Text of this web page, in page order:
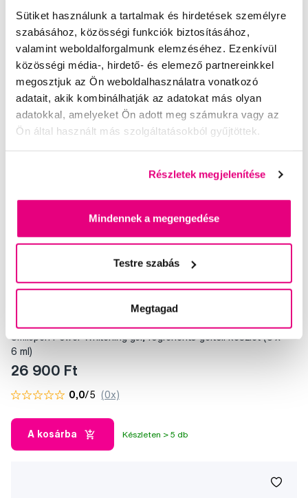
Sütiket használunk a tartalmak és hirdetések személyre
szabásához, közösségi funkciók biztosításához,
valamint weboldalforgalmunk elemzéséhez. Ezenkívül
közösségi média-, hirdető- és elemező partnereinkkel
megosztjuk az Ön weboldalhasználatra vonatkozó
adatait, akik kombinálhatják az adatokat más olyan
adatokkal, amelyeket Ön adott meg számukra vagy az
Ön által használt más szolgáltatásokból gyűjtöttek.
Részletek megjelenítése
Mindennek a megengedése
Testre szabás
Megtagad
A kosárba Készleten 1 db
Smilepen Power Whitening gel, fogfehérítő géltoll készlet (3 x
6 ml)
26 900 Ft
0,0/5 (0x)
A kosárba Készleten > 5 db